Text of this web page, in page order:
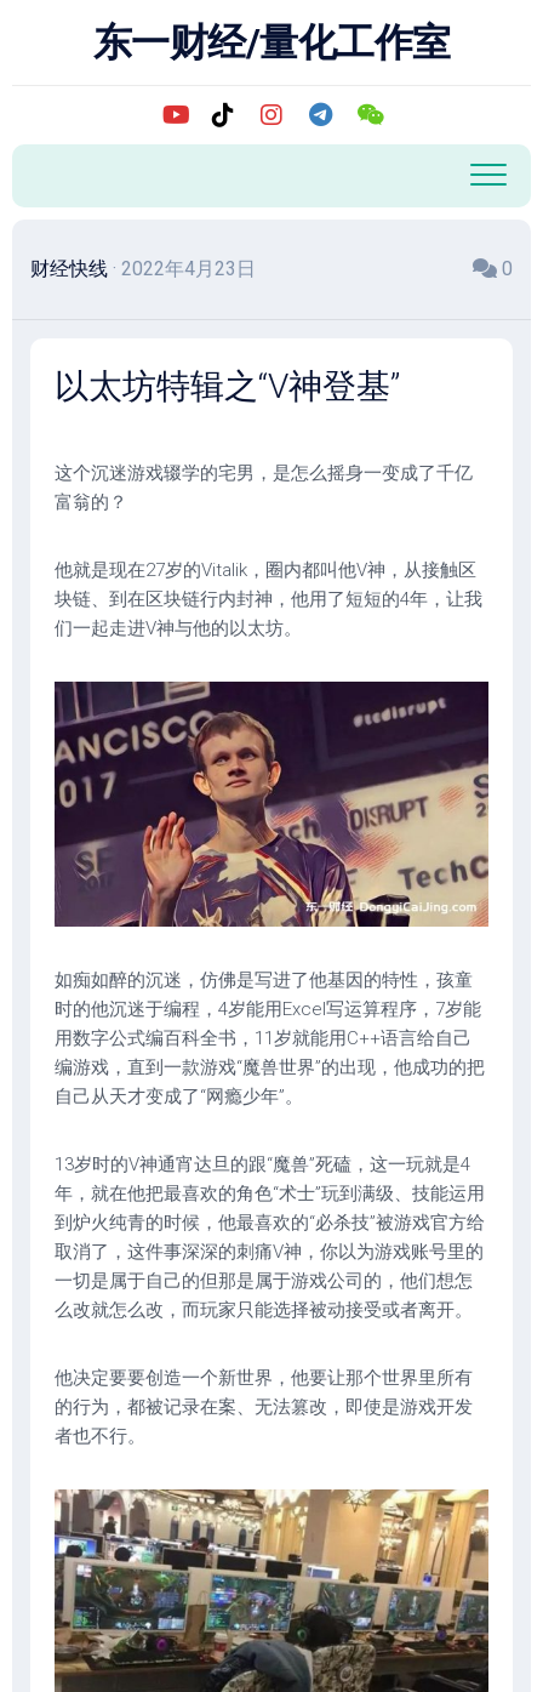
东一财经/量化工作室
财经快线 · 2022年4月23日 0
以太坊特辑之“V神登基”
这个沉迷游戏辍学的宅男，是怎么摇身一变成了千亿
富翁的？
他就是现在27岁的Vitalik，圈内都叫他V神，从接触区
块链、到在区块链行内封神，他用了短短的4年，让我
们一起走进V神与他的以太坊。
如痴如醉的沉迷，仿佛是写进了他基因的特性，孩童
时的他沉迷于编程，4岁能用Excel写运算程序，7岁能
用数字公式编百科全书，11岁就能用C++语言给自己
编游戏，直到一款游戏“魔兽世界”的出现，他成功的把
自己从天才变成了“网瘾少年”。
13岁时的V神通宵达旦的跟“魔兽”死磕，这一玩就是4
年，就在他把最喜欢的角色“术士”玩到满级、技能运用
到炉火纯青的时候，他最喜欢的“必杀技”被游戏官方给
取消了，这件事深深的刺痛V神，你以为游戏账号里的
一切是属于自己的但那是属于游戏公司的，他们想怎
么改就怎么改，而玩家只能选择被动接受或者离开。
他决定要要创造一个新世界，他要让那个世界里所有
的行为，都被记录在案、无法篡改，即使是游戏开发
者也不行。